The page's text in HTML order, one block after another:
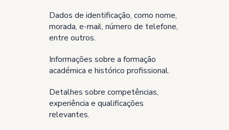
Dados de identificação, como nome,
morada, e-mail, número de telefone,
entre outros.
Informações sobre a formação
académica e histórico profissional.
Detalhes sobre competências,
experiência e qualificações
relevantes.